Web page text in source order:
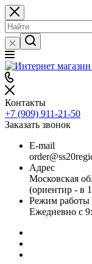
Контакты
+7 (909) 911-21-50
Заказать звонок
E-mail
Адрес
Московская
(ориентир - в
Режим работы
Ежедневно с